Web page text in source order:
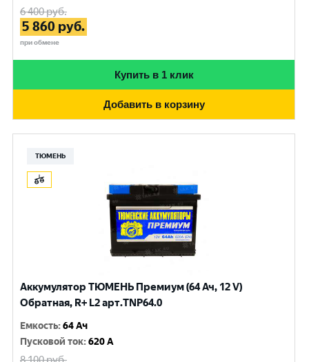
6 400руб.
5 860 руб.
при обмене
Купить в 1 клик
Добавить в корзину
ТЮМЕНЬ
Аккумулятор ТЮМЕНЬ Премиум (64 Ач, 12 V)
Обратная, R+ L2 арт.TNP64.0
Емкость:64 Ач
Пусковой ток:620 A